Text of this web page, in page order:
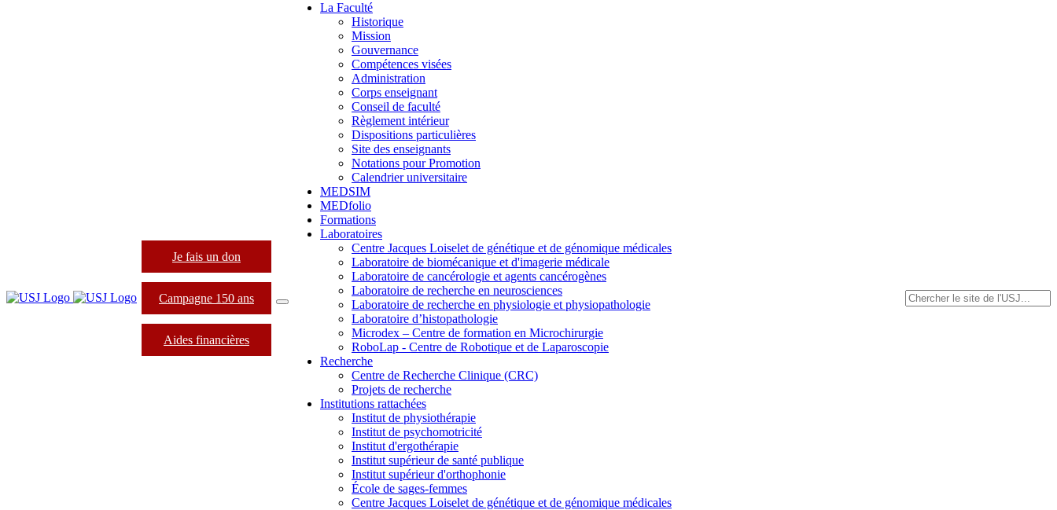
Je fais un don
Campagne 150 ans
Aides financières
La Faculté
Historique
Mission
Gouvernance
Compétences visées
Administration
Corps enseignant
Conseil de faculté
Règlement intérieur
Dispositions particulières
Site des enseignants
Notations pour Promotion
Calendrier universitaire
MEDSIM
MEDfolio
Formations
Laboratoires
Centre Jacques Loiselet de génétique et de génomique médicales
Laboratoire de biomécanique et d'imagerie médicale
Laboratoire de cancérologie et agents cancérogènes
Laboratoire de recherche en neurosciences
Laboratoire de recherche en physiologie et physiopathologie
Laboratoire d’histopathologie
Microdex – Centre de formation en Microchirurgie
RoboLap - Centre de Robotique et de Laparoscopie
Recherche
Centre de Recherche Clinique (CRC)
Projets de recherche
Institutions rattachées
Institut de physiothérapie
Institut de psychomotricité
Institut d'ergothérapie
Institut supérieur de santé publique
Institut supérieur d'orthophonie
École de sages-femmes
Centre Jacques Loiselet de génétique et de génomique médicales